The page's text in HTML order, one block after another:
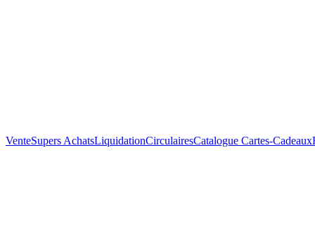
VenteSupers AchatsLiquidationCirculairesCatalogue Cartes-Cadeaux